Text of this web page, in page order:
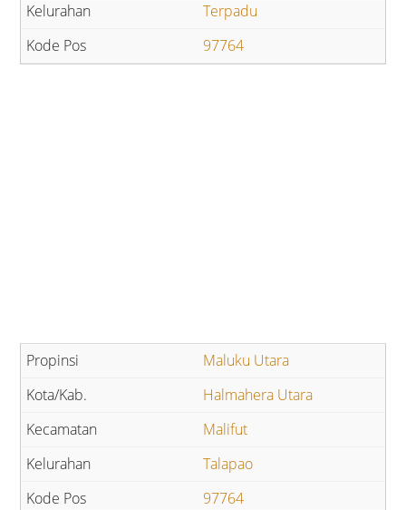
Terpadu
97764
Maluku Utara
Halmahera Utara
Malifut
Talapao
97764